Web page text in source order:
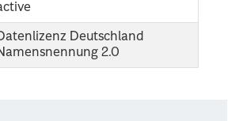
Deutschland
2.0